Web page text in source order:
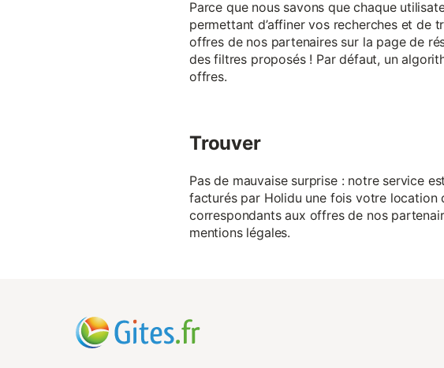
Parce que nous savons que chaque
permettant d’affiner vos recherches et de
offres de nos partenaires sur la page de
des filtres proposés ! Par défaut, un
offres.
Trouver
Pas de mauvaise surprise : notre service
facturés par Holidu une fois votre location
correspondants aux offres de nos
mentions légales.